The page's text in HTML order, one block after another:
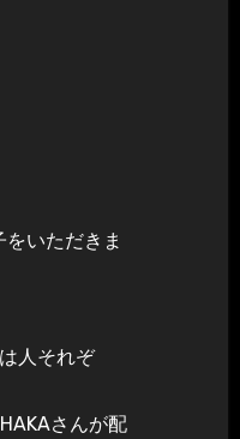
をいただきま
人それぞ
さんが配